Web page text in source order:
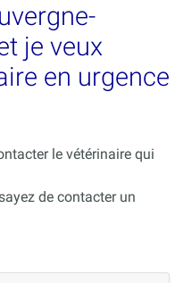
je veux
en urgence
le vétérinaire qui
de contacter un